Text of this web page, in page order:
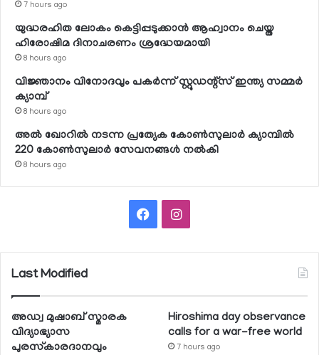
7 hours ago
യുദ്ധരഹിത ലോകം കെട്ടിപ്പടുക്കാന്‍ ആഹ്വാനം ചെയ്ത
ഹിരോഷിമ ദിനാചരണം ശ്രദ്ധേയമായി
8 hours ago
വിജ്ഞാനം വിനോദവും പകര്‍ന്ന് സ്റ്റുഡന്റ്‌സ് ഇന്ത്യ സമ്മര്‍
ക്യാമ്പ്
8 hours ago
അല്‍ ഖോറില്‍ നടന്ന പ്രത്യേക കോണ്‍സുലാര്‍ ക്യാമ്പില്‍
220 കോണ്‍സുലാര്‍ സേവനങ്ങള്‍ നല്‍കി
8 hours ago
FacebookInstagram
Last Modified
അഡ്വ മുഷാബ് സ്മാരക
വിദ്യാഭ്യാസ
പുരസ്‌കാരദാനവും
Hiroshima day observance
calls for a war-free world
7 hours ago